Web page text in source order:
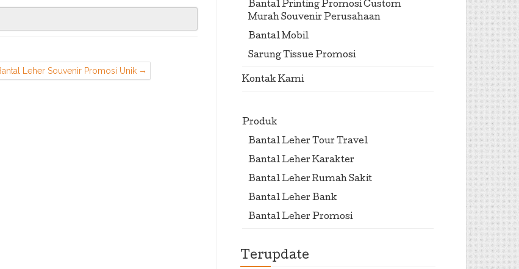
Leher Souvenir Promosi Unik
di Neglasari Tangerang
Bantal Printing Promosi Custom
Murah Souvenir Perusahaan
Bantal Mobil
Sarung Tissue Promosi
Kontak Kami
Produk
Bantal Leher Tour Travel
Bantal Leher Karakter
Bantal Leher Rumah Sakit
Bantal Leher Bank
Bantal Leher Promosi
Terupdate